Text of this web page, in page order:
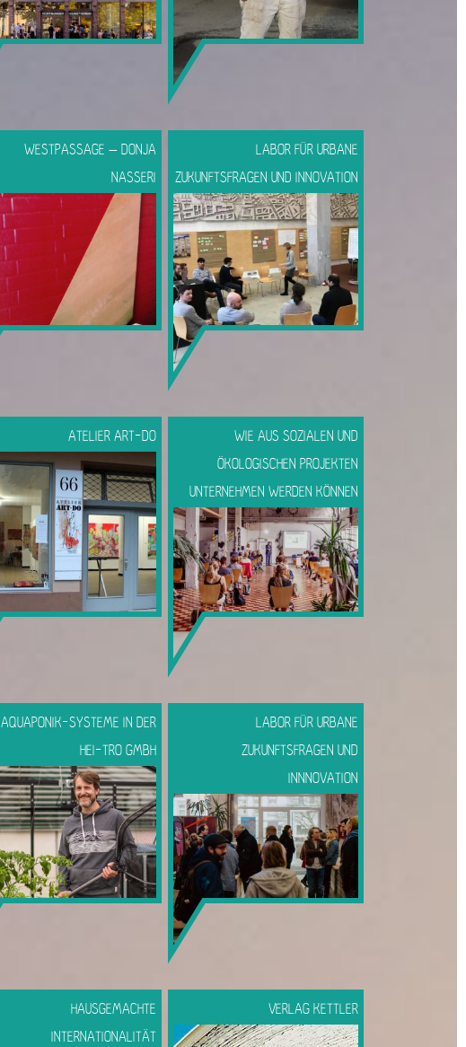
WESTPASSAGE – DONJA
NASSERI
LABOR FÜR URBANE
ZUKUNFTSFRAGEN UND INNOVATION
ATELIER ART-DO
WIE AUS SOZIALEN UND
ÖKOLOGISCHEN PROJEKTEN
UNTERNEHMEN WERDEN KÖNNEN
AQUAPONIK-SYSTEME IN DER
HEI-TRO GMBH
LABOR FÜR URBANE
ZUKUNFTSFRAGEN UND
INNNOVATION
HAUSGEMACHTE
INTERNATIONALITÄT
VERLAG KETTLER